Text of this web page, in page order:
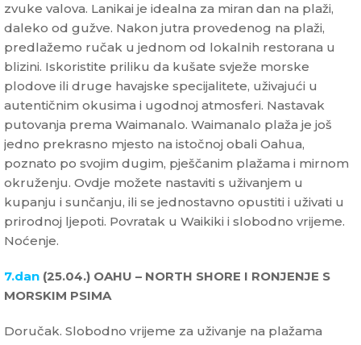
zvuke valova. Lanikai je idealna za miran dan na plaži,
daleko od gužve. Nakon jutra provedenog na plaži,
predlažemo ručak u jednom od lokalnih restorana u
blizini. Iskoristite priliku da kušate svježe morske
plodove ili druge havajske specijalitete, uživajući u
autentičnim okusima i ugodnoj atmosferi. Nastavak
putovanja prema Waimanalo. Waimanalo plaža je još
jedno prekrasno mjesto na istočnoj obali Oahua,
poznato po svojim dugim, pješčanim plažama i mirnom
okruženju. Ovdje možete nastaviti s uživanjem u
kupanju i sunčanju, ili se jednostavno opustiti i uživati u
prirodnoj ljepoti. Povratak u Waikiki i slobodno vrijeme.
Noćenje.
7.dan (25.04.) OAHU – NORTH SHORE I RONJENJE S
MORSKIM PSIMA
Doručak. Slobodno vrijeme za uživanje na plažama